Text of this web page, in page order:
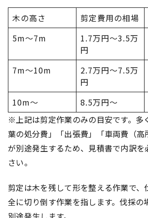
木の高さ 剪定費用の相場
5m～7m
1.7万円～3.5万
円
7m～10m
2.7万円～7.5万
円
10m～
8.5万円～
※上記は剪定作業のみの目安です。多
葉の処分費」「出張費」「車両費（高
が別途発生するため、見積書で内訳を
さい。
剪定は木を残して形を整える作業で
全に切り倒す作業を指します。伐採の